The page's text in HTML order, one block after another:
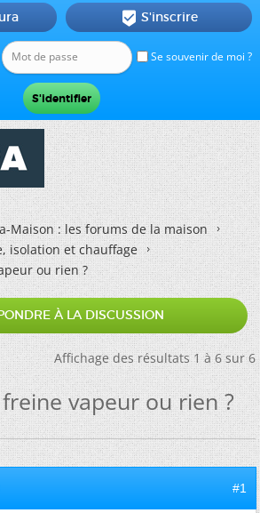
Se souvenir de moi ?
 S'inscrire
Maison : les forums de la maison
isolation et chauffage
ou rien ?
À LA DISCUSSION
Affichage des résultats 1 à 6 sur 6
vapeur ou rien ?
#1